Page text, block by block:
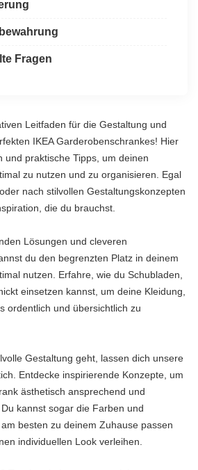
Fragen
Leitfaden für die Gestaltung und
IKEA Garderobenschrankes! Hier
und praktische Tipps, um deinen
zu nutzen und zu organisieren. Egal
nach stilvollen Gestaltungskonzepten
die du brauchst.
Lösungen und cleveren
du den begrenzten Platz in deinem
nutzen. Erfahre, wie du Schubladen,
einsetzen kannst, um deine Kleidung,
ordentlich und übersichtlich zu
Gestaltung geht, lassen dich unsere
Entdecke inspirierende Konzepte, um
ästhetisch ansprechend und
kannst sogar die Farben und
besten zu deinem Zuhause passen
individuellen Look verleihen.